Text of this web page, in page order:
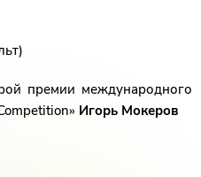
премии международного
Игорь Мокеров